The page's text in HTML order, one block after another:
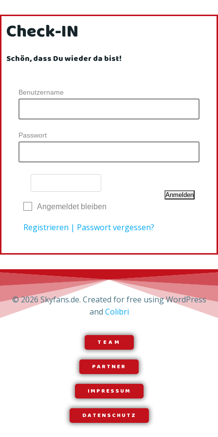
Check-IN
Schön, dass Du wieder da bist!
Benutzername
Passwort
Angemeldet bleiben
Registrieren | Passwort vergessen?
© 2026 Skyfans.de. Created for free using WordPress
and Colibri
TEAM
PARTNER
IMPRESSUM
DATENSCHUTZ